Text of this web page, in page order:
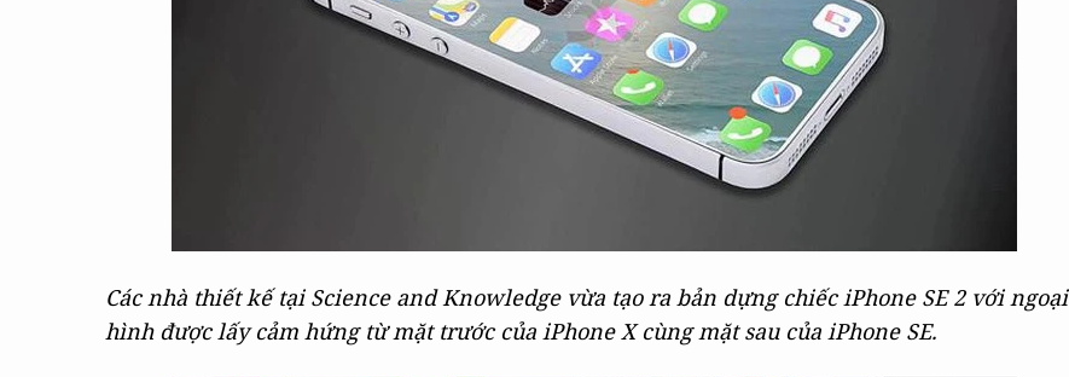
Các nhà thiết kế tại Science and Knowledge vừa tạo ra bản dựng chiếc iPhone SE 2 với ngoại
hình được lấy cảm hứng từ mặt trước của iPhone X cùng mặt sau của iPhone SE.